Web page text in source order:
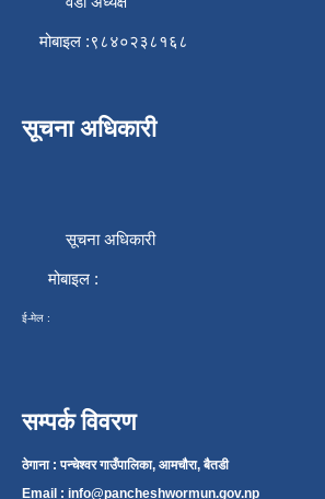
मोबाइल :९८४०२३८१६८
सूचना अधिकारी
सूचना अधिकारी
मोबाइल :
ई-मेल :
सम्पर्क विवरण
ठेगाना : पन्चेश्वर गाउँपालिका, आमचौरा, बैतडी
Email : info@pancheshwormun.gov.np